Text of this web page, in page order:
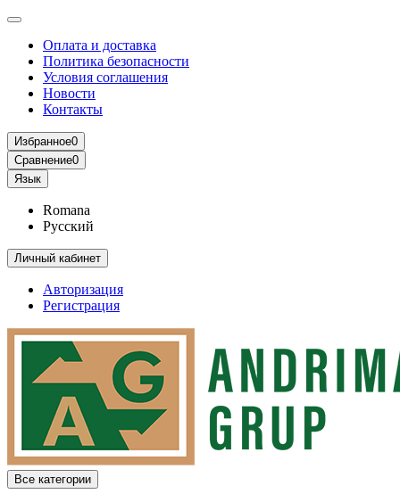
Оплата и доставка
Политика безопасности
Условия соглашения
Новости
Контакты
Избранное0
Сравнение0
Язык
Romana
Русский
Личный кабинет
Авторизация
Регистрация
Все категории